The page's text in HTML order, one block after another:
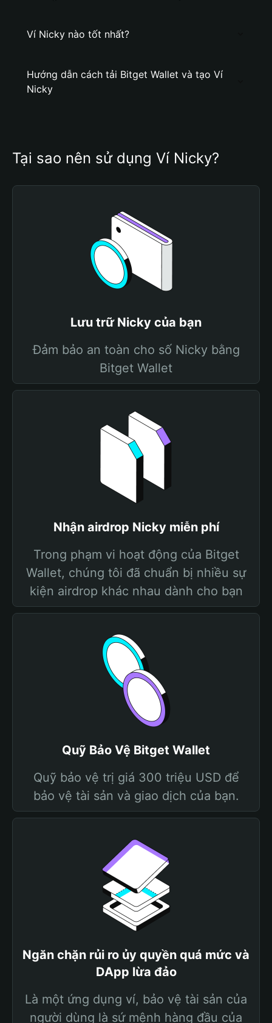
Ví Nicky nào tốt nhất?
Hướng dẫn cách tải Bitget Wallet và tạo Ví
Nicky
Tại sao nên sử dụng Ví Nicky?
Lưu trữ Nicky của bạn
Đảm bảo an toàn cho số Nicky bằng
Bitget Wallet
Nhận airdrop Nicky miễn phí
Trong phạm vi hoạt động của Bitget
Wallet, chúng tôi đã chuẩn bị nhiều sự
kiện airdrop khác nhau dành cho bạn
Quỹ Bảo Vệ Bitget Wallet
Quỹ bảo vệ trị giá 300 triệu USD để
bảo vệ tài sản và giao dịch của bạn.
Ngăn chặn rủi ro ủy quyền quá mức và
DApp lừa đảo
Là một ứng dụng ví, bảo vệ tài sản của
người dùng là sứ mệnh hàng đầu của